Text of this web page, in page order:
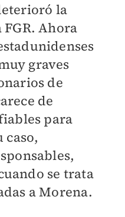
la
Ahora
graves
de
de
para
caso,
se trata
a Morena.